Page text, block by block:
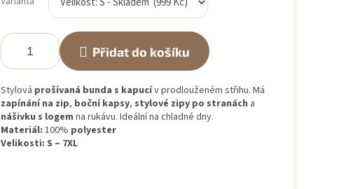
Přidat do košíku
Stylová prošívaná bunda s kapucív prodlouženém střihu. Má
zapínání na zip, boční kapsy, stylové zipy po stranách a
nášivku s logem na rukávu. Ideální na chladné dny.
Materiál: 100% polyester
Velikosti: S – 7XL